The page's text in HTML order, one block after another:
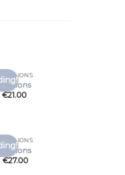
Toevoegen
€21.00
Toevoegen
€27.00